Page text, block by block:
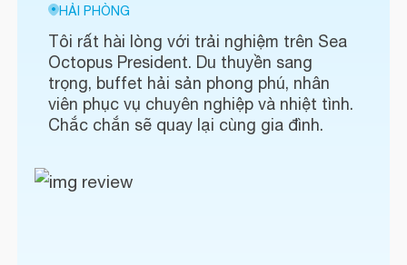
HẢI PHÒNG
Tôi rất hài lòng với trải nghiệm trên Sea
Octopus President. Du thuyền sang
trọng, buffet hải sản phong phú, nhân
viên phục vụ chuyên nghiệp và nhiệt tình.
Chắc chắn sẽ quay lại cùng gia đình.